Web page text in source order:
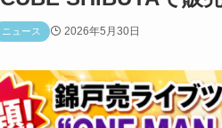
ニュース 2026年5月30日